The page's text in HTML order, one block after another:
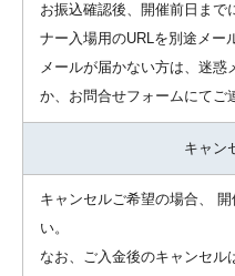
お振込確認後、開催前日まで
ナー入場用のURLを別途メー
メールが届かない方は、迷惑
か、お問合せフォームにてご
キャン
キャンセルご希望の場合、
い。
なお、ご入金後のキャンセル